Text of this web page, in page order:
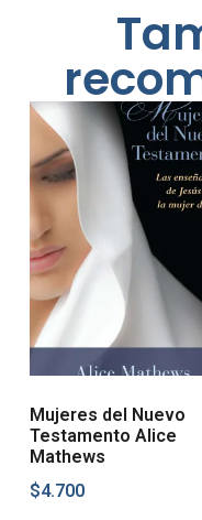
Mujeres del Nuevo
Testamento Alice
Mathews
$4.700